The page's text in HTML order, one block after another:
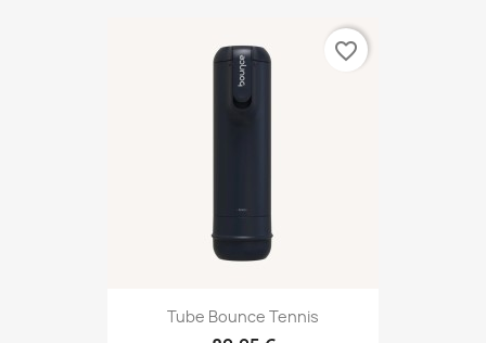
Tube Bounce Tennis
favorite_border